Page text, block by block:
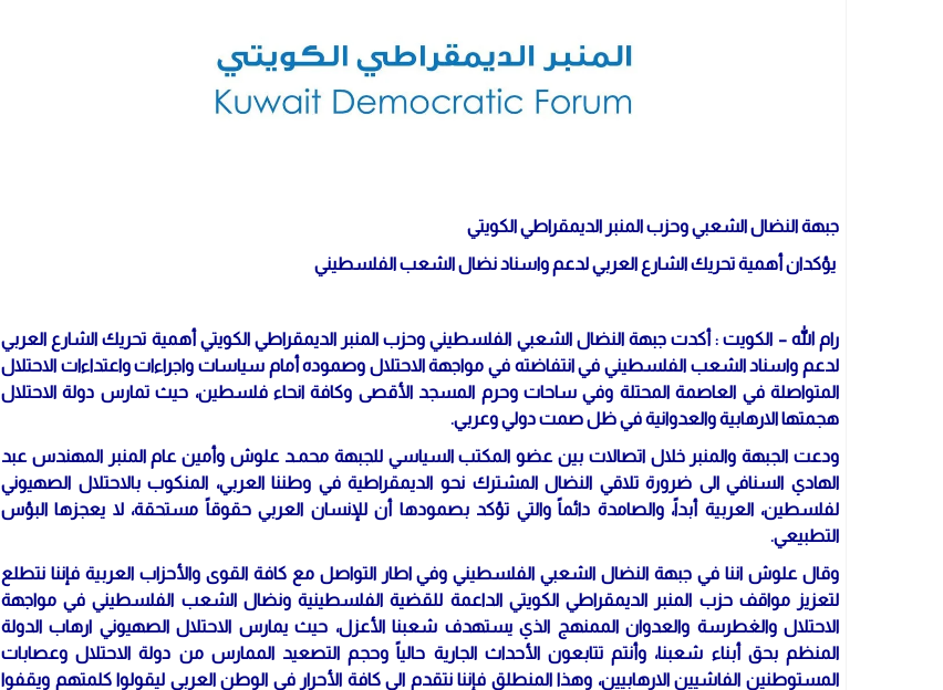
جبهة النضال الشعبي وحزب المنبر الديمقراطي الكويتي
يؤكدان أهمية تحريك الشارع العربي لدعم واسناد نضال الشعب الفلسطيني
رام الله – الكويت : أكدت جبهة النضال الشعبي الفلسطيني وحزب المنبر الديمقراطي الكويتي أهمية تحريك الشارع العربي
لدعم واسناد الشعب الفلسطيني في انتفاضته في مواجهة الاحتلال وصموده أمام سياسات واجراءات واعتداءات الاحتلال
المتواصلة في العاصمة المحتلة وفي ساحات وحرم المسجد الأقصى وكافة انحاء فلسطين، حيث تمارس دولة الاحتلال
هجمتها الارهابية والعدوانية في ظل صمت دولي وعربي.
ودعت الجبهة والمنبر خلال اتصالات بين عضو المكتب السياسي للجبهة محمـد علوش وأمين عام المنبر المهندس عبد
الهادي السنافي الى ضرورة تلاقي النضال المشترك نحو الديمقراطية في وطننا العربي، المنكوب بالاحتلال الصهيوني
لفلسطين، العربية أبداً، والصامدة دائماً والتي تؤكد بصمودها أن للإنسان العربي حقوقاً مستحقة، لا يعجزها البؤس
التطبيعي.
وقال علوش اننا في جبهة النضال الشعبي الفلسطيني وفي اطار التواصل مع كافة القوى والأحزاب العربية فإننا نتطلع
لتعزيز مواقف حزب المنبر الديمقراطي الكويتي الداعمة للقضية الفلسطينية ونضال الشعب الفلسطيني في مواجهة
الاحتلال والغطرسة والعدوان الممنهج الذي يستهدف شعبنا الأعزل، حيث يمارس الاحتلال الصهيوني ارهاب الدولة
المنظم بحق أبناء شعبنا، وأنتم تتابعون الأحداث الجارية حالياً وحجم التصعيد الممارس من دولة الاحتلال وعصابات
المستوطنين الفاشيين الارهابيين، وهذا المنطلق فإننا نتقدم الى كافة الأحرار في الوطن العربي ليقولوا كلمتهم ويقفوا